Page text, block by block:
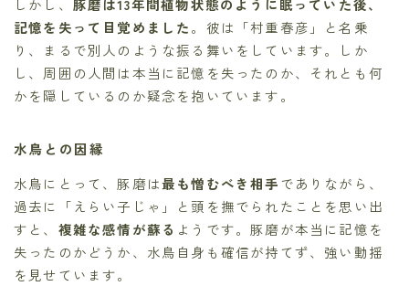
しかし、 豚磨は13年間植物状態のように眠っていた後、
記憶を失って目覚めました。彼は「村重春彦」と名乗
り、まるで別人のような振る舞いをしています。しか
し、周囲の人間は本当に記憶を失ったのか、それとも何
かを隠しているのか疑念を抱いています。
水鳥との因縁
水鳥にとって、豚磨は最も憎むべき相手でありながら、
過去に「えらい子じゃ」と頭を撫でられたことを思い出
すと、 複雑な感情が蘇る ようです。豚磨が本当に記憶を
失ったのかどうか、水鳥自身も確信が持てず、強い動揺
を見せています。